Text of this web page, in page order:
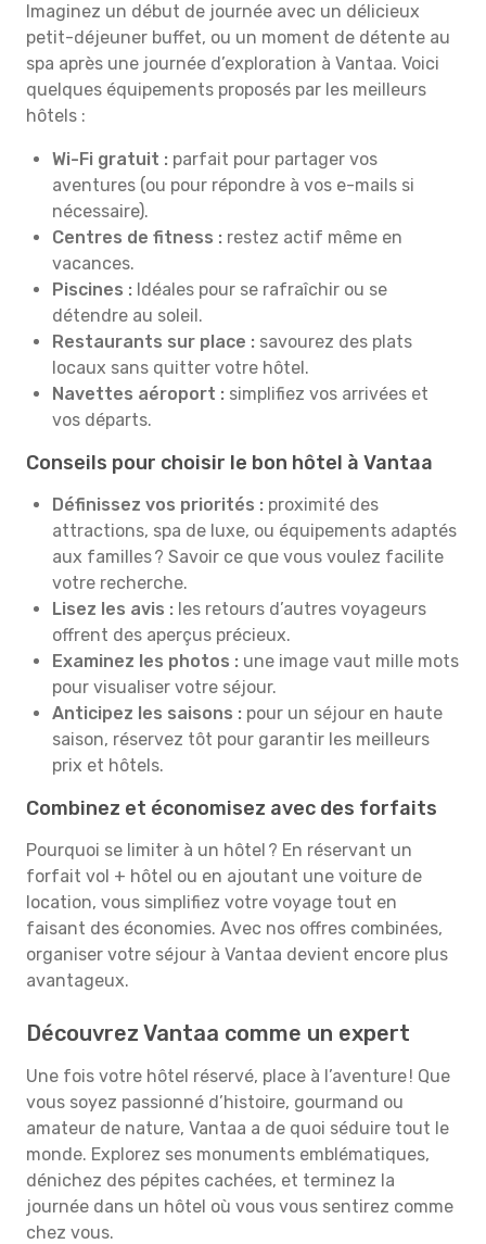
Imaginez un début de journée avec un délicieux
petit-déjeuner buffet, ou un moment de détente au
spa après une journée d’exploration à Vantaa. Voici
quelques équipements proposés par les meilleurs
hôtels :
Wi-Fi gratuit : parfait pour partager vos
aventures (ou pour répondre à vos e-mails si
nécessaire).
Centres de fitness : restez actif même en
vacances.
Piscines : Idéales pour se rafraîchir ou se
détendre au soleil.
Restaurants sur place : savourez des plats
locaux sans quitter votre hôtel.
Navettes aéroport : simplifiez vos arrivées et
vos départs.
Conseils pour choisir le bon hôtel à Vantaa
Définissez vos priorités : proximité des
attractions, spa de luxe, ou équipements adaptés
aux familles ? Savoir ce que vous voulez facilite
votre recherche.
Lisez les avis : les retours d’autres voyageurs
offrent des aperçus précieux.
Examinez les photos : une image vaut mille mots
pour visualiser votre séjour.
Anticipez les saisons : pour un séjour en haute
saison, réservez tôt pour garantir les meilleurs
prix et hôtels.
Combinez et économisez avec des forfaits
Pourquoi se limiter à un hôtel ? En réservant un
forfait vol + hôtel ou en ajoutant une voiture de
location, vous simplifiez votre voyage tout en
faisant des économies. Avec nos offres combinées,
organiser votre séjour à Vantaa devient encore plus
avantageux.
Découvrez Vantaa comme un expert
Une fois votre hôtel réservé, place à l’aventure ! Que
vous soyez passionné d’histoire, gourmand ou
amateur de nature, Vantaa a de quoi séduire tout le
monde. Explorez ses monuments emblématiques,
dénichez des pépites cachées, et terminez la
journée dans un hôtel où vous vous sentirez comme
chez vous.